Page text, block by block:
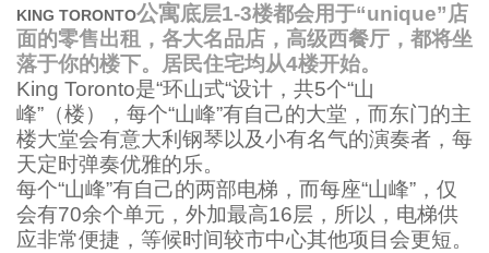
KING TORONTO公寓底层1-3楼都会用于“unique”店
面的零售出租，各大名品店，高级西餐厅，都将坐
落于你的楼下。居民住宅均从4楼开始。
King Toronto是“环山式“设计，共5个“山
峰”（楼），每个“山峰”有自己的大堂，而东门的主
楼大堂会有意大利钢琴以及小有名气的演奏者，每
天定时弹奏优雅的乐。
每个“山峰”有自己的两部电梯，而每座“山峰”，仅
会有70余个单元，外加最高16层，所以，电梯供
应非常便捷，等候时间较市中心其他项目会更短。